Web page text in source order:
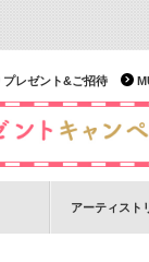
プレゼント&ご招待
アーティスト